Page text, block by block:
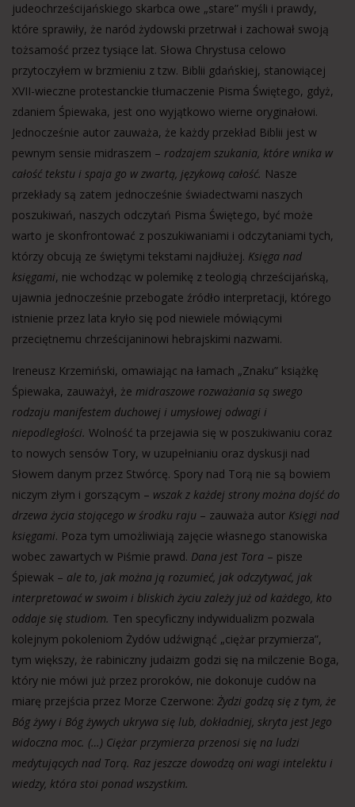
judeochrześcijańskiego skarbca owe „stare” myśli i prawdy,
które sprawiły, że naród żydowski przetrwał i zachował swoją
tożsamość przez tysiące lat. Słowa Chrystusa celowo
przytoczyłem w brzmieniu z tzw. Biblii gdańskiej, stanowiącej
XVII-wieczne protestanckie tłumaczenie Pisma Świętego, gdyż,
zdaniem Śpiewaka, jest ono wyjątkowo wierne oryginałowi.
Jednocześnie autor zauważa, że każdy przekład Biblii jest w
pewnym sensie midraszem – rodzajem szukania, które wnika w
całość tekstu i spaja go w zwartą, językową całość. Nasze
przekłady są zatem jednocześnie świadectwami naszych
poszukiwań, naszych odczytań Pisma Świętego, być może
warto je skonfrontować z poszukiwaniami i odczytaniami tych,
którzy obcują ze świętymi tekstami najdłużej. Księga nad
księgami, nie wchodząc w polemikę z teologią chrześcijańską,
ujawnia jednocześnie przebogate źródło interpretacji, którego
istnienie przez lata kryło się pod niewiele mówiącymi
przeciętnemu chrześcijaninowi hebrajskimi nazwami.
Ireneusz Krzemiński, omawiając na łamach „Znaku” książkę
Śpiewaka, zauważył, że midraszowe rozważania są swego
rodzaju manifestem duchowej i umysłowej odwagi i
niepodległości. Wolność ta przejawia się w poszukiwaniu coraz
to nowych sensów Tory, w uzupełnianiu oraz dyskusji nad
Słowem danym przez Stwórcę. Spory nad Torą nie są bowiem
niczym złym i gorszącym – wszak z każdej strony można dojść do
drzewa życia stojącego w środku raju – zauważa autor Księgi nad
księgami. Poza tym umożliwiają zajęcie własnego stanowiska
wobec zawartych w Piśmie prawd. Dana jest Tora – pisze
Śpiewak – ale to, jak można ją rozumieć, jak odczytywać, jak
interpretować w swoim i bliskich życiu zależy już od każdego, kto
oddaje się studiom. Ten specyficzny indywidualizm pozwala
kolejnym pokoleniom Żydów udźwignąć „ciężar przymierza”,
tym większy, że rabiniczny judaizm godzi się na milczenie Boga,
który nie mówi już przez proroków, nie dokonuje cudów na
miarę przejścia przez Morze Czerwone: Żydzi godzą się z tym, że
Bóg żywy i Bóg żywych ukrywa się lub, dokładniej, skryta jest Jego
widoczna moc. (…) Ciężar przymierza przenosi się na ludzi
medytujących nad Torą. Raz jeszcze dowodzą oni wagi intelektu i
wiedzy, która stoi ponad wszystkim.